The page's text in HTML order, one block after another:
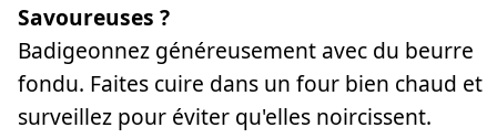
Savoureuses ?
Badigeonnez généreusement avec du beurre
fondu. Faites cuire dans un four bien chaud et
surveillez pour éviter qu'elles noircissent.